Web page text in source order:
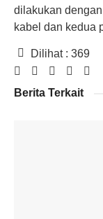
dilakukan
kabel dan kedua
Dilihat : 369
Berita Terkait